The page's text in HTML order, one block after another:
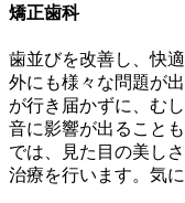
矯正歯科
歯並びを改善し、快
外にも様々な問題が
が行き届かずに、む
音に影響が出ることもございます。
では、見た目の美し
治療を行います。気